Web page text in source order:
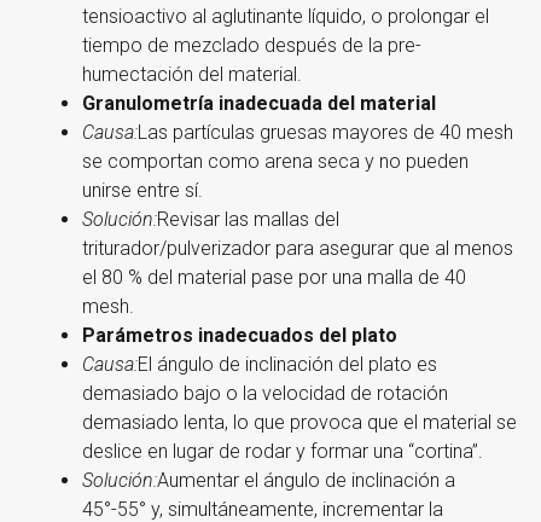
tensioactivo al aglutinante líquido, o prolongar el
tiempo de mezclado después de la pre-
humectación del material.
Granulometría inadecuada del material
Causa:Las partículas gruesas mayores de 40 mesh
se comportan como arena seca y no pueden
unirse entre sí.
Solución:Revisar las mallas del
triturador/pulverizador para asegurar que al menos
el 80 % del material pase por una malla de 40
mesh.
Parámetros inadecuados del plato
Causa:El ángulo de inclinación del plato es
demasiado bajo o la velocidad de rotación
demasiado lenta, lo que provoca que el material se
deslice en lugar de rodar y formar una “cortina”.
Solución:Aumentar el ángulo de inclinación a
45°-55° y, simultáneamente, incrementar la